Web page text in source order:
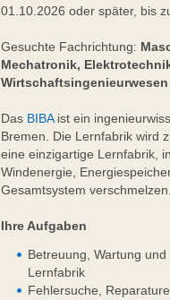
01.10.2026 oder später, bis
Gesuchte Fachrichtung:
Mechatronik,
Das BIBAist ein
Bremen. Die Lernfabrik wird
eine einzigartige Lernfabrik,
Windenergie,
Gesamtsystem
Ihre Aufgaben
Betreuung, Wartung
Lernfabrik
Fehlersuche,